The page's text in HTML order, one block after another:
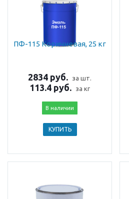
ПФ-115 Коричневая, 25 кг
2834 руб. за шт.
113.4 руб. за кг
В наличии
КУПИТЬ